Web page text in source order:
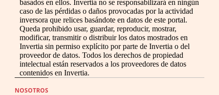
basados en ellos. Invertia no se responsabilizará en ningún
caso de las pérdidas o daños provocadas por la actividad
inversora que relices basándote en datos de este portal.
Queda prohibido usar, guardar, reproducir, mostrar,
modificar, transmitir o distribuir los datos mostrados en
Invertia sin permiso explícito por parte de Invertia o del
proveedor de datos. Todos los derechos de propiedad
intelectual están reservados a los proveedores de datos
contenidos en Invertia.
NOSOTROS